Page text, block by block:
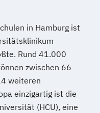
in Hamburg ist
Rund 41.000
zwischen 66
weiteren
einzigartig ist die
(HCU), eine